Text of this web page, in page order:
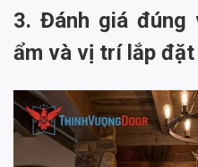
3. Đánh giá đúng
ẩm và vị trí lắp đặt